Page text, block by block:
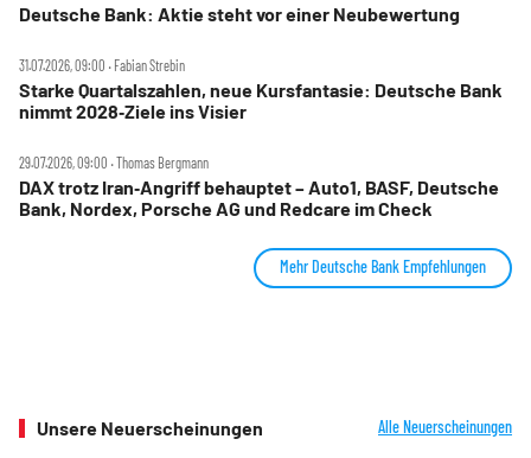
Deutsche Bank: Aktie steht vor einer Neubewertung
31.07.2026, 09:00 ‧ Fabian Strebin
Starke Quartalszahlen, neue Kursfantasie: Deutsche Bank
nimmt 2028‑Ziele ins Visier
29.07.2026, 09:00 ‧ Thomas Bergmann
DAX trotz Iran‑Angriff behauptet – Auto1, BASF, Deutsche
Bank, Nordex, Porsche AG und Redcare im Check
Mehr Deutsche Bank Empfehlungen
Unsere Neuerscheinungen Alle Neuerscheinungen